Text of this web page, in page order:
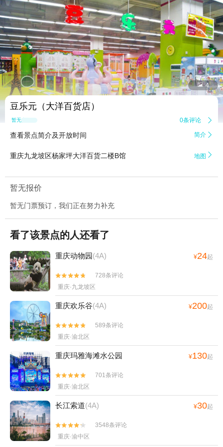
 4
豆乐元（大洋百货店）
暂无点评 0条评论 
查看景点简介及开放时间 简介 
重庆九龙坡区杨家坪大洋百货二楼B馆 地图 
暂无报价
暂无门票预订，我们正在努力补充
看了该景点的人还看了
重庆动物园(4A) ¥24起


728条评论
重庆·九龙坡区
重庆欢乐谷(4A) ¥200起


589条评论
重庆·渝北区
重庆玛雅海滩水公园 ¥130起


701条评论
重庆·渝北区
长江索道(4A) ¥30起


3548条评论
重庆·渝中区
